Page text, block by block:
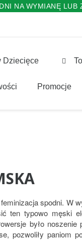
NA WYMIANĘ LUB
Dziecięce
Promocje
spodni. W
ten typowo męski
było
pozwoliły paniom